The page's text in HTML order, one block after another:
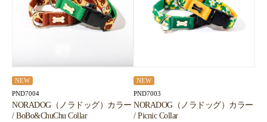
NEW
PND7004
NORADOG（ノラドッグ）カラー
/ BoBo&ChuChu Collar
NEW
PND7003
NORADOG（ノラドッグ）カラー
/ Picnic Collar